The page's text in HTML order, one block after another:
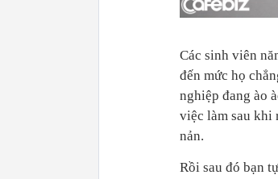
Các sinh viên
đến mức họ
nghiệp đang ào
việc làm sau khi
nản.
Rồi sau đó bạn